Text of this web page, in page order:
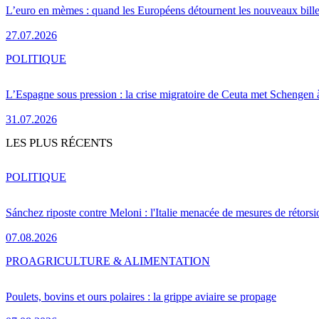
L’euro en mèmes : quand les Européens détournent les nouveaux
27.07.2026
L’Espagne sous pression : la crise migratoire de Ceuta met Schengen
31.07.2026
POLITIQUE
LES PLUS RÉCENTS
Sánchez riposte contre Meloni : l'Italie menacée de mesures de
07.08.2026
POLITIQUE
Poulets, bovins et ours polaires : la grippe aviaire se propage
PROAGRICULTURE & ALIMENTATION